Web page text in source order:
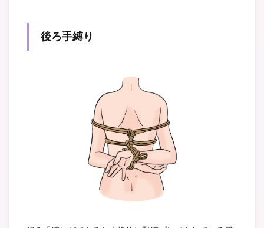
後ろ手縛り